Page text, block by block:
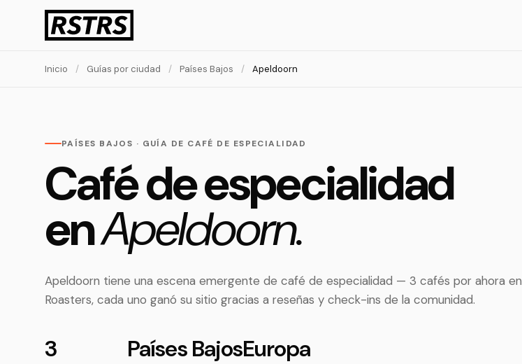
Inicio / Guías por ciudad / Países Bajos / Apeldoorn
PAÍSES BAJOS · GUÍA DE CAFÉ DE ESPECIALIDAD
Café de especialidad
enApeldoorn.
Apeldoorn tiene una escena emergente de café de especialidad — 3 cafés por ahora en
Roasters, cada uno ganó su sitio gracias a reseñas y check-ins de la comunidad.
3 Países BajosEuropa